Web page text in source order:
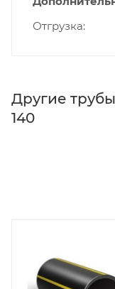
Отгрузка
Другие
140